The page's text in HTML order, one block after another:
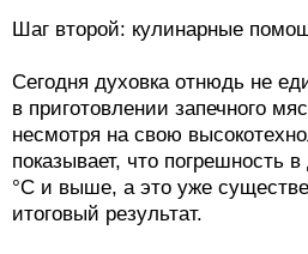
Шаг второй: кулинарные
Сегодня духовка отнюдь не
в приготовлении запечного
несмотря на свою
показывает, что погрешность
°С и выше, а это уже
итоговый результат.